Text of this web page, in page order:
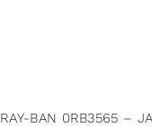
RAY-BAN 0RB3565 –